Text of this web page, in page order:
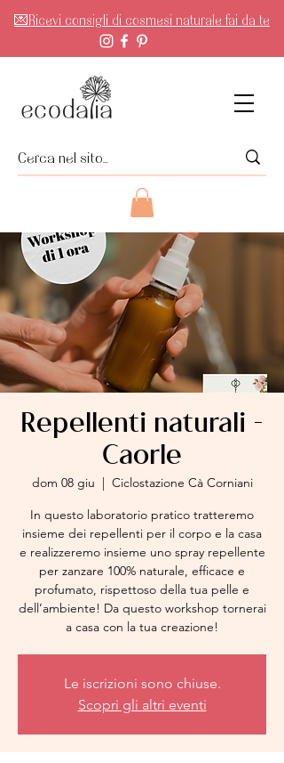
💌Ricevi consigli di cosmesi naturale fai da te
Repellenti naturali -
Caorle
dom 08 giu
Ciclostazione Cà Corniani
In questo laboratorio pratico tratteremo
insieme dei repellenti per il corpo e la casa
e realizzeremo insieme uno spray repellente
per zanzare 100% naturale, efficace e
profumato, rispettoso della tua pelle e
dell’ambiente! Da questo workshop tornerai
a casa con la tua creazione!
Le iscrizioni sono chiuse.
Scopri gli altri eventi